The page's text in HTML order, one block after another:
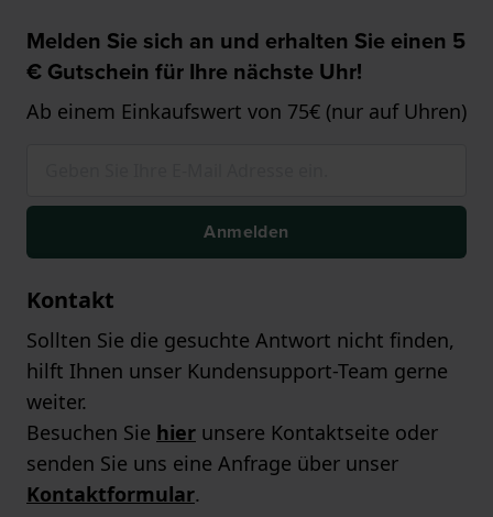
Melden Sie sich an und erhalten Sie einen 5
€ Gutschein für Ihre nächste Uhr!
Ab einem Einkaufswert von 75€ (nur auf Uhren)
Anmelden
Kontakt
Sollten Sie die gesuchte Antwort nicht finden,
hilft Ihnen unser Kundensupport-Team gerne
weiter.
Besuchen Sie hier unsere Kontaktseite oder
senden Sie uns eine Anfrage über unser
Kontaktformular.